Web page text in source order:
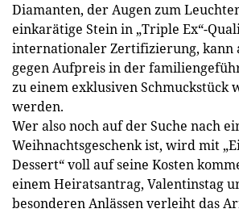
Diamanten, der Augen zum
einkarätige Stein in „Triple Ex“-
internationaler Zertifizierung, kann
gegen Aufpreis in der
zu einem exklusiven
werden.
Wer also noch auf der Suche nach
Weihnachtsgeschenk ist, wird mit
Dessert“ voll auf seine Kosten
einem Heiratsantrag, Valentinstag
besonderen Anlässen verleiht das